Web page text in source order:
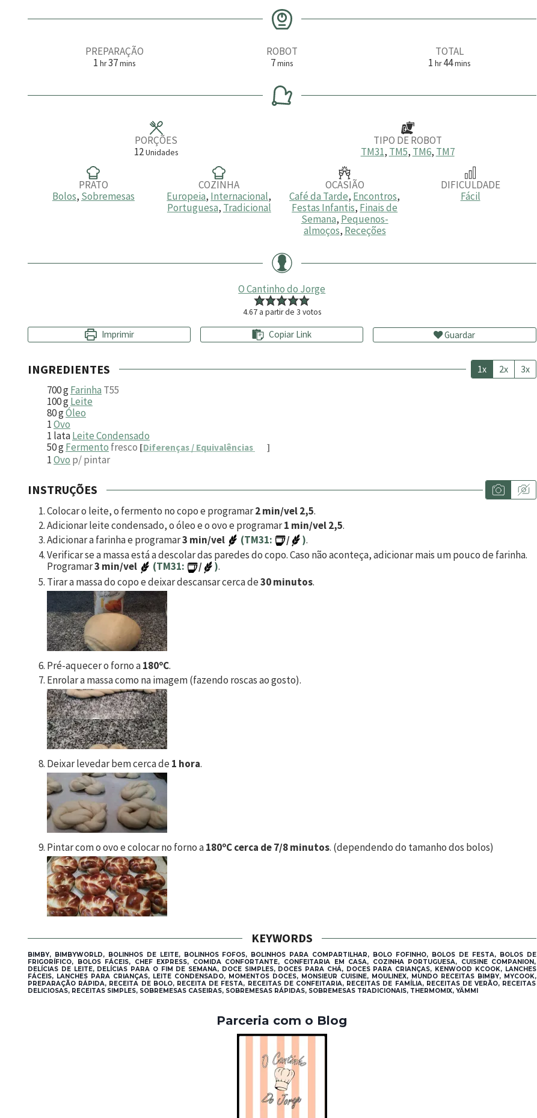
PREPARAÇÃO
1h
a
hr37m
u
mins
ROBOT
7m
n
u
t
mins
TOTAL
1h
a
hr 44m
u
mins
PORÇÕES
12Unidades
TIPO DE ROBOT
TM31, TM5, TM6, TM7
PRATO
Bolos, Sobremesas
COZINHA
Europeia, Internacional,
Portuguesa, Tradicional
OCASIÃO
Café da Tarde, Encontros,
Festas Infantis, Finais de
Semana, Pequenos-
almoços, Receções
DIFICULDADE
Fácil
O Cantinho do Jorge
4.67a partir de 3 votos
Imprimir Copiar Link Guardar
INGREDIENTES 1x 2x 3x
700gFarinha T55
100gLeite
80gÓleo
1Ovo
1 lataLeite Condensado
50gFermento fresco [Diferenças / Equivalências ]
1Ovo p/ pintar
INSTRUÇÕES
Colocar o leite, o fermento no copo e programar2 min/vel 2,5.
Adicionar leite condensado, o óleo e o ovo e programar1 min/vel 2,5.
Adicionar a farinha e programar3 min/vel (TM31: / ).
Verificar se a massa está a descolar das paredes do copo. Caso não aconteça, adicionar mais um pouco de farinha.
Programar3 min/vel (TM31: / ).
Tirar a massa do copo e deixar descansar cerca de30 minutos.
Pré-aquecer o forno a180ºC.
Enrolar a massa como na imagem (fazendo roscas ao gosto).
Deixar levedar bem cerca de1 hora.
Pintar com o ovo e colocar no forno a180ºC cerca de 7/8 minutos. (dependendo do tamanho dos bolos)
KEYWORDS
BIMBY, BIMBYWORLD, BOLINHOS DE LEITE, BOLINHOS FOFOS, BOLINHOS PARA COMPARTILHAR, BOLO FOFINHO, BOLOS DE FESTA, BOLOS DE
FRIGORÍFICO, BOLOS FÁCEIS, CHEF EXPRESS, COMIDA CONFORTANTE, CONFEITARIA EM CASA, COZINHA PORTUGUESA, CUISINE COMPANION,
DELÍCIAS DE LEITE, DELÍCIAS PARA O FIM DE SEMANA, DOCE SIMPLES, DOCES PARA CHÁ, DOCES PARA CRIANÇAS, KENWOOD KCOOK, LANCHES
FÁCEIS, LANCHES PARA CRIANÇAS, LEITE CONDENSADO, MOMENTOS DOCES, MONSIEUR CUISINE, MOULINEX, MUNDO RECEITAS BIMBY, MYCOOK,
PREPARAÇÃO RÁPIDA, RECEITA DE BOLO, RECEITA DE FESTA, RECEITAS DE CONFEITARIA, RECEITAS DE FAMÍLIA, RECEITAS DE VERÃO, RECEITAS
DELICIOSAS, RECEITAS SIMPLES, SOBREMESAS CASEIRAS, SOBREMESAS RÁPIDAS, SOBREMESAS TRADICIONAIS, THERMOMIX, YÄMMI
Parceria com o Blog